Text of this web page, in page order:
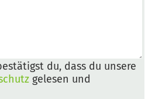
du, dass du unsere
gelesen und